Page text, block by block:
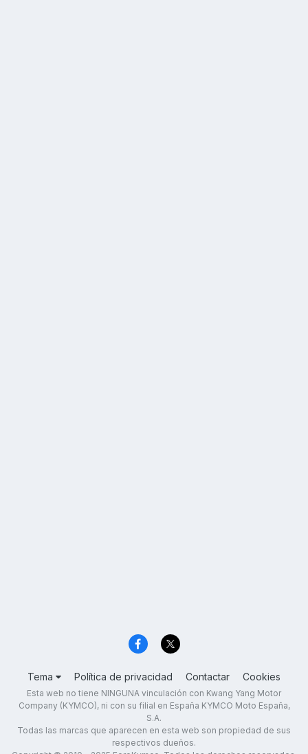
Tema Política de privacidad Contactar Cookies
Esta web no tiene NINGUNA vinculación con Kwang Yang Motor
Company (KYMCO), ni con su filial en España KYMCO Moto España,
S.A.
Todas las marcas que aparecen en esta web son propiedad de sus
respectivos dueños.